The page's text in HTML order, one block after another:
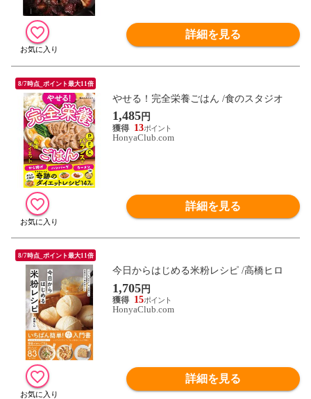
詳細を見る
8/7時点_ポイント最大11倍
やせる！完全栄養ごはん /食のスタジオ
1,485円
13
HonyaClub.com
詳細を見る
8/7時点_ポイント最大11倍
今日からはじめる米粉レシピ /高橋ヒロ
1,705円
15
HonyaClub.com
詳細を見る